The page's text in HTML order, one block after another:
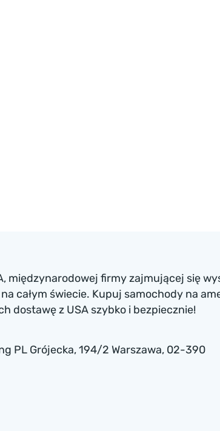
międzynarodowej firmy zajmującej się
całym świecie. Kupuj samochody na
dostawę z USA szybko i bezpiecznie!
PL Grójecka , 194/2 Warszawa, 02-390